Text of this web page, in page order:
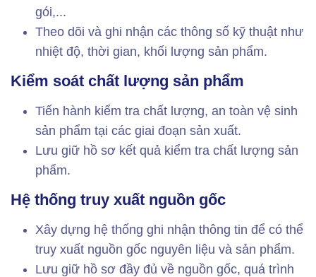
gói,...
Theo dõi và ghi nhận các thông số kỹ thuật như
nhiệt độ, thời gian, khối lượng sản phẩm.
Kiểm soát chất lượng sản phẩm
Tiến hành kiểm tra chất lượng, an toàn vệ sinh
sản phẩm tại các giai đoạn sản xuất.
Lưu giữ hồ sơ kết quả kiểm tra chất lượng sản
phẩm.
Hệ thống truy xuất nguồn gốc
Xây dựng hệ thống ghi nhận thông tin để có thể
truy xuất nguồn gốc nguyên liệu và sản phẩm.
Lưu giữ hồ sơ đầy đủ về nguồn gốc, quá trình